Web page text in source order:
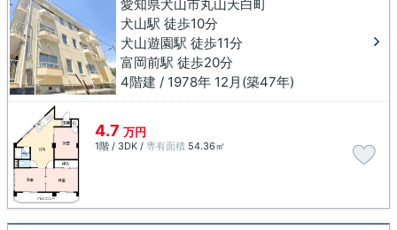
愛知県犬山市丸山天白町
犬山駅 徒歩10分
犬山遊園駅 徒歩11分
富岡前駅 徒歩20分
4階建 / 1978年 12月(築47年)
4.7 万円
1階 / 3DK / 専有面積 54.36㎡